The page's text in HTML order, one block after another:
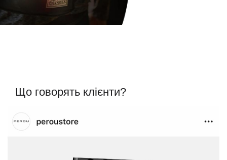
Що говорять клієнти?